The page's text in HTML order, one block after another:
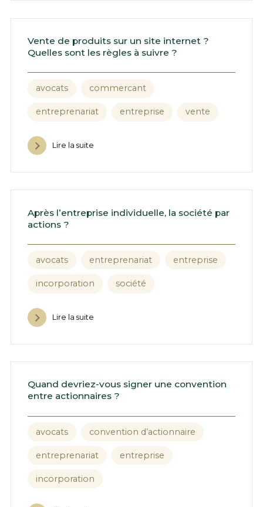
Vente de produits sur un site internet ?
Quelles sont les règles à suivre ?
avocats commercant
entreprenariat entreprise vente
Lire la suite
Après l’entreprise individuelle, la société par
actions ?
avocats entreprenariat entreprise
incorporation société
Lire la suite
Quand devriez-vous signer une convention
entre actionnaires ?
avocats convention d’actionnaire
entreprenariat entreprise
incorporation